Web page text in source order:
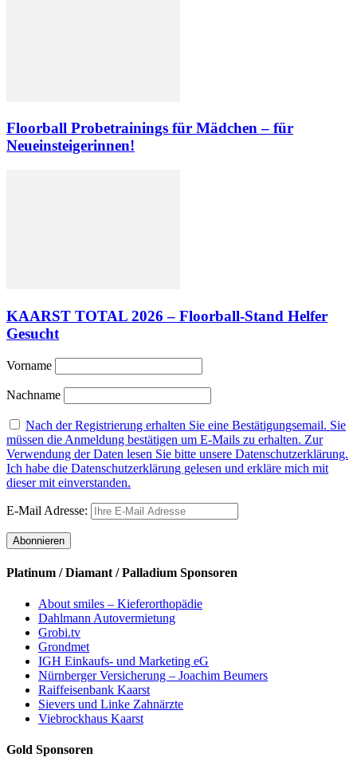
Floorball Probetrainings für Mädchen – für
Neueinsteigerinnen!
KAARST TOTAL 2026 – Floorball-Stand Helfer
Gesucht
Vorname
Nachname
Nach der Registrierung erhalten Sie eine Bestätigungsemail. Sie
müssen die Anmeldung bestätigen um E-Mails zu erhalten. Zur
Verwendung der Daten lesen Sie bitte unsere Datenschutzerklärung.
Ich habe die Datenschutzerklärung gelesen und erkläre mich mit
dieser mit einverstanden.
E-Mail Adresse:
Platinum / Diamant / Palladium Sponsoren
About smiles – Kieferorthopädie
Dahlmann Autovermietung
Grobi.tv
Grondmet
IGH Einkaufs- und Marketing eG
Nürnberger Versicherung – Joachim Beumers
Raiffeisenbank Kaarst
Sievers und Linke Zahnärzte
Viebrockhaus Kaarst
Gold Sponsoren